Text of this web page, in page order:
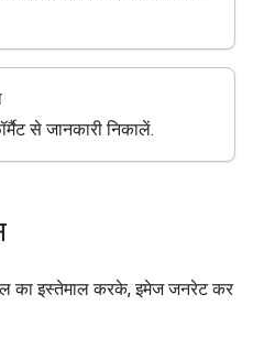
से जानकारी निकालें.
का इस्तेमाल करके, इमेज जनरेट कर